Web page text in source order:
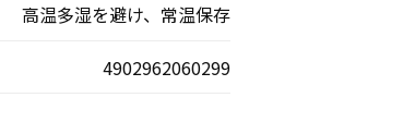
高温多湿を避け、常温保存
4902962060299